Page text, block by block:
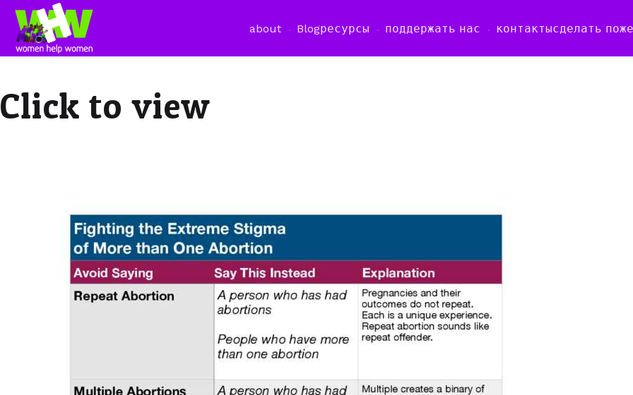
about Blogресурсы поддержать нас контактысделать
Click to view